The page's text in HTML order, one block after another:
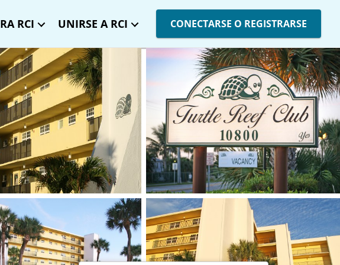
RCI UNIRSE A RCI CONECTARSE O REGISTRARSE